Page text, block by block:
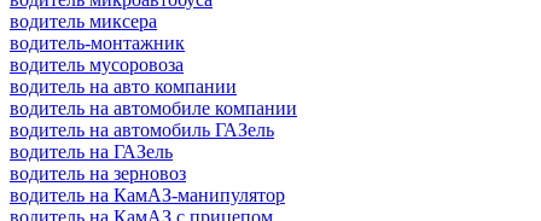
водитель миксера
водитель-монтажник
водитель мусоровоза
водитель на авто компании
водитель на автомобиле компании
водитель на автомобиль ГАЗель
водитель на ГАЗель
водитель на зерновоз
водитель на КамАЗ-манипулятор
водитель на КамАЗ с прицепом